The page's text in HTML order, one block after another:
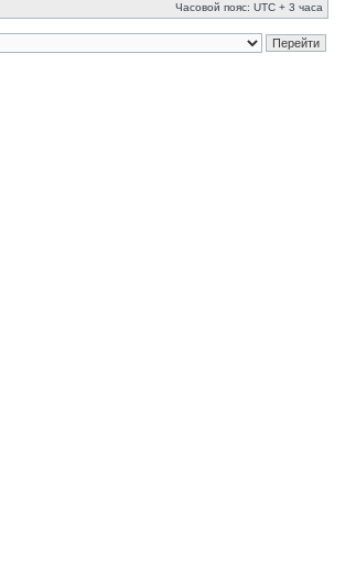
Часовой пояс: UTC + 3 часа